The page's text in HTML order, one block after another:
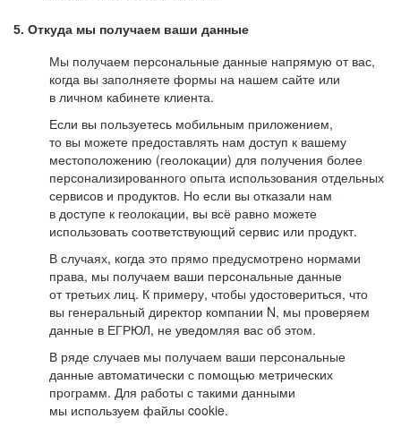
5. Откуда мы получаем ваши данные
Мы получаем персональные данные напрямую от вас,
когда вы заполняете формы на нашем сайте или
в личном кабинете клиента.
Если вы пользуетесь мобильным приложением,
то вы можете предоставлять нам доступ к вашему
местоположению (геолокации) для получения более
персонализированного опыта использования отдельных
сервисов и продуктов. Но если вы отказали нам
в доступе к геолокации, вы всё равно можете
использовать соответствующий сервис или продукт.
В случаях, когда это прямо предусмотрено нормами
права, мы получаем ваши персональные данные
от третьих лиц. К примеру, чтобы удостовериться, что
вы генеральный директор компании N, мы проверяем
данные в ЕГРЮЛ, не уведомляя вас об этом.
В ряде случаев мы получаем ваши персональные
данные автоматически с помощью метрических
программ. Для работы с такими данными
мы используем файлы cookie.